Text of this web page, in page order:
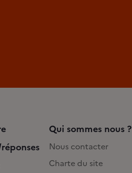
Qui sommes nous ?
Nous contacter
Charte du site